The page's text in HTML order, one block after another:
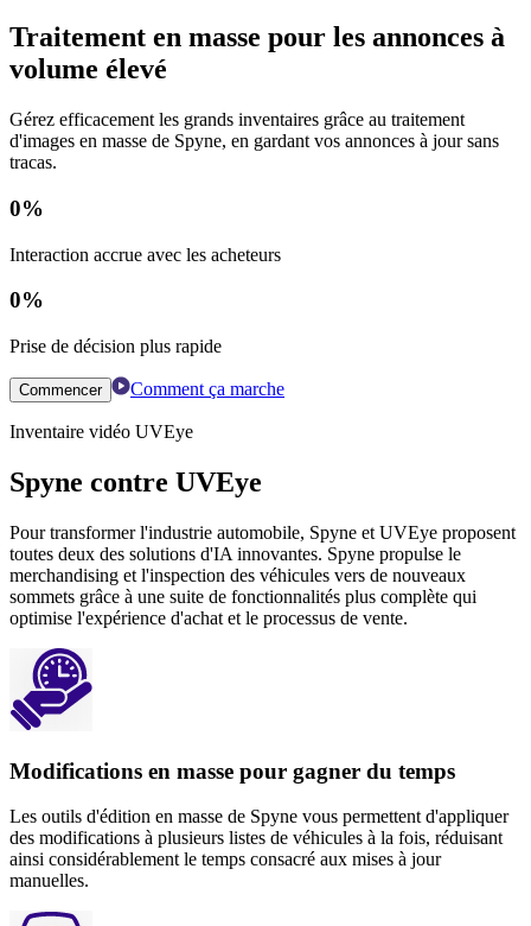
Traitement en masse pour les annonces à
volume élevé
Gérez efficacement les grands inventaires grâce au traitement
d'images en masse de Spyne, en gardant vos annonces à jour sans
tracas.
0%
Interaction accrue avec les acheteurs
0%
Prise de décision plus rapide
Commencer Comment ça marche
Inventaire vidéo UVEye
Spyne contre UVEye
Pour transformer l'industrie automobile, Spyne et UVEye proposent
toutes deux des solutions d'IA innovantes. Spyne propulse le
merchandising et l'inspection des véhicules vers de nouveaux
sommets grâce à une suite de fonctionnalités plus complète qui
optimise l'expérience d'achat et le processus de vente.
Modifications en masse pour gagner du temps
Les outils d'édition en masse de Spyne vous permettent d'appliquer
des modifications à plusieurs listes de véhicules à la fois, réduisant
ainsi considérablement le temps consacré aux mises à jour
manuelles.